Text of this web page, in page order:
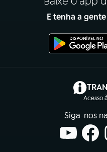
E tenha a
Acesso
Siga-nos